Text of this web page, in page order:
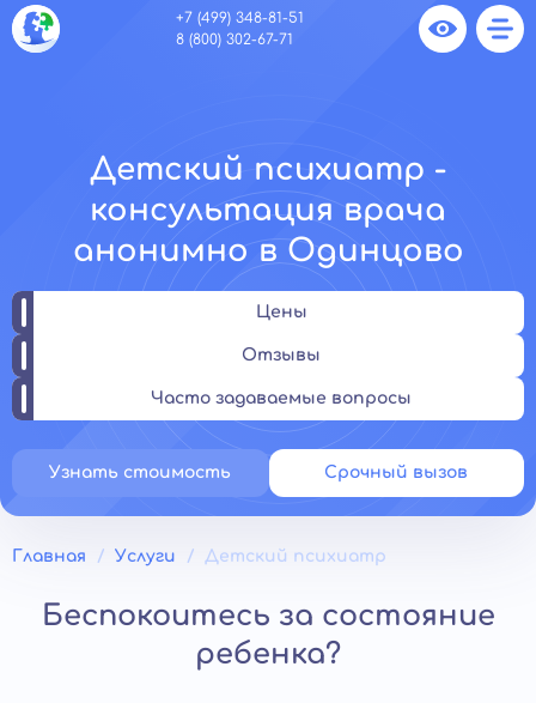
+7 (499) 348-81-51
8 (800) 302-67-71
Детский психиатр -
консультация врача
анонимно в Одинцово
Цены
Отзывы
Часто задаваемые вопросы
Узнать стоимость Срочный вызов
Главная Услуги Детский психиатр
Беспокоитесь за состояние
ребенка?